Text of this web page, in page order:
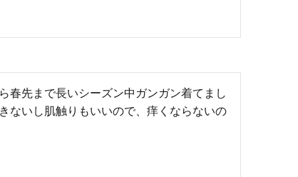
春先まで長いシーズン中ガンガン着てまし
ないし肌触りもいいので、痒くならないの